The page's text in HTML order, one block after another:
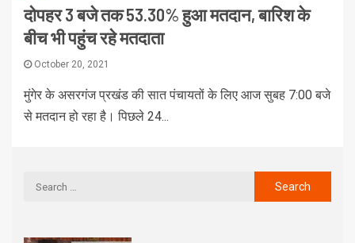
दोपहर 3 बजे तक 53.30% हुआ मतदान, बारिश के
बीच भी पहुंच रहे मतदाता
October 20, 2021
मुंगेर के असरगंज प्रखंड की सात पंचायतों के लिए आज सुबह 7:00 बजे
से मतदान हो रहा है। पिछले 24...